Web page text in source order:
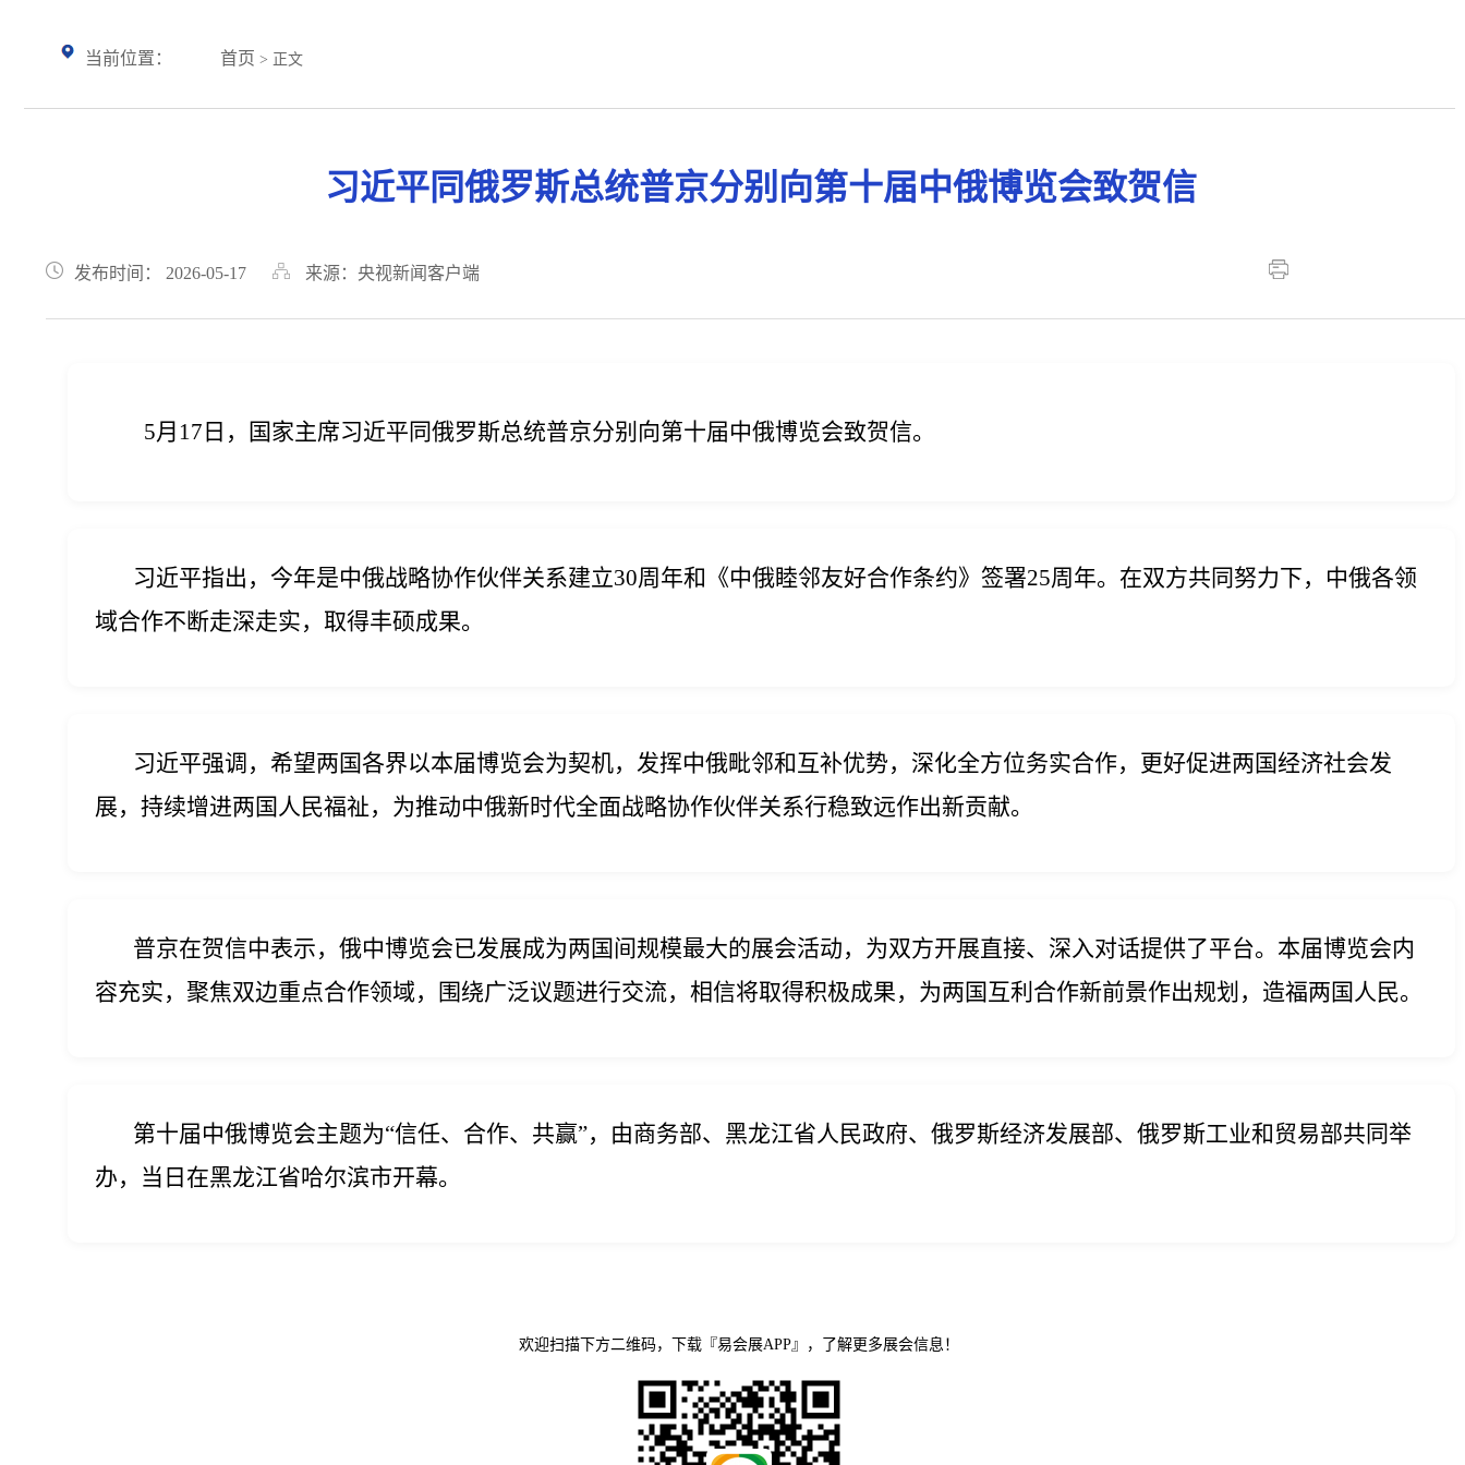
当前位置： 首页 > 正文
习近平同俄罗斯总统普京分别向第十届中俄博览会致贺信
发布时间： 2026-05-17 来源：央视新闻客户端
5月17日，国家主席习近平同俄罗斯总统普京分别向第十届中俄博览会致贺信。
习近平指出，今年是中俄战略协作伙伴关系建立30周年和《中俄睦邻友好合作条约》签署25周年。在双方共同努力下，中俄各领
域合作不断走深走实，取得丰硕成果。
习近平强调，希望两国各界以本届博览会为契机，发挥中俄毗邻和互补优势，深化全方位务实合作，更好促进两国经济社会发
展，持续增进两国人民福祉，为推动中俄新时代全面战略协作伙伴关系行稳致远作出新贡献。
普京在贺信中表示，俄中博览会已发展成为两国间规模最大的展会活动，为双方开展直接、深入对话提供了平台。本届博览会内
容充实，聚焦双边重点合作领域，围绕广泛议题进行交流，相信将取得积极成果，为两国互利合作新前景作出规划，造福两国人民。
第十届中俄博览会主题为“信任、合作、共赢”，由商务部、黑龙江省人民政府、俄罗斯经济发展部、俄罗斯工业和贸易部共同举
办，当日在黑龙江省哈尔滨市开幕。
欢迎扫描下方二维码，下载『易会展APP』，了解更多展会信息！